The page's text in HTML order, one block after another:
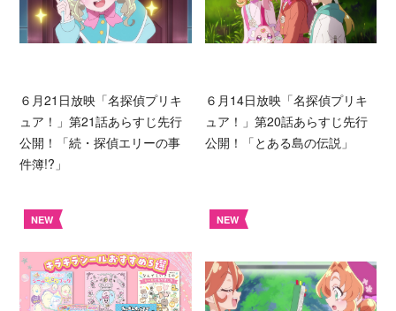
６月21日放映「名探偵プリキ
ュア！」第21話あらすじ先行
公開！「続・探偵エリーの事
件簿!?」
６月14日放映「名探偵プリキ
ュア！」第20話あらすじ先行
公開！「とある島の伝説」
NEW NEW